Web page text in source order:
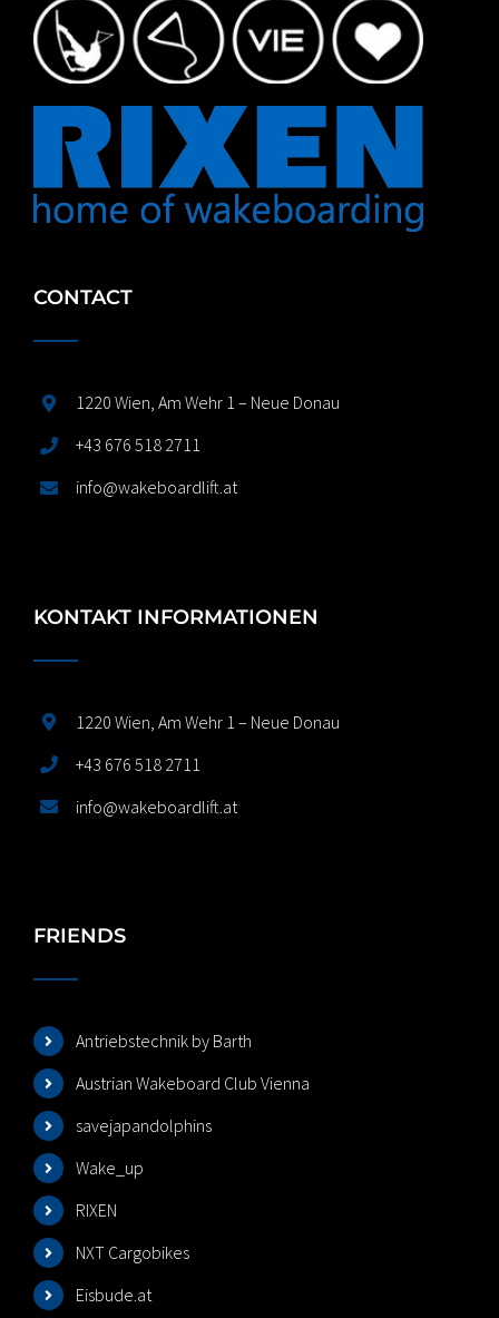
CONTACT
1220 Wien, Am Wehr 1 – Neue Donau
+43 676 518 2711
info@wakeboardlift.at
KONTAKT INFORMATIONEN
1220 Wien, Am Wehr 1 – Neue Donau
+43 676 518 2711
info@wakeboardlift.at
FRIENDS
Antriebstechnik by Barth
Austrian Wakeboard Club Vienna
savejapandolphins
Wake_up
RIXEN
NXT Cargobikes
Eisbude.at